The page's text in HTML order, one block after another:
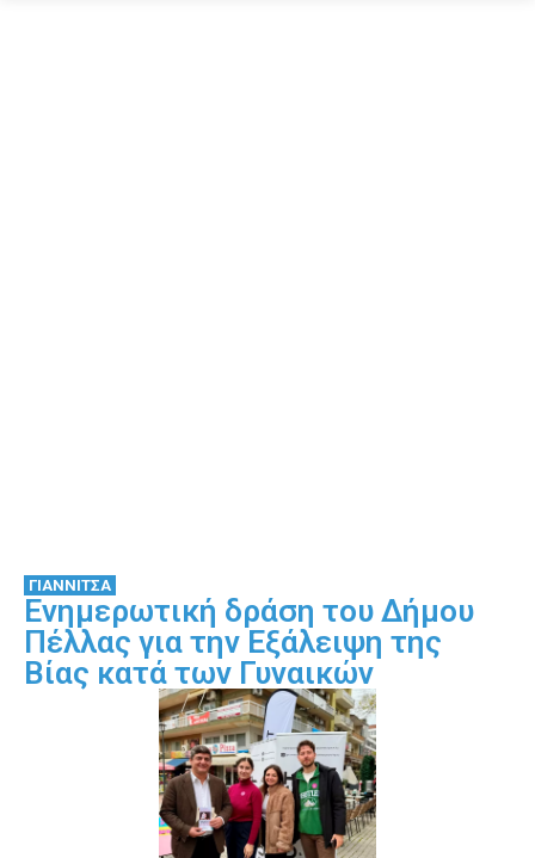
ΓΙΑΝΝΙΤΣΑ
Ενημερωτική δράση του Δήμου
Πέλλας για την Εξάλειψη της
Βίας κατά των Γυναικών